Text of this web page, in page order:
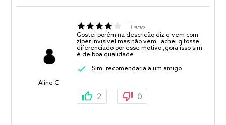
Aline C.
1 ano
Gostei porém na descrição diz q vem com
zíper invisível mas não vem...achei q fosse
diferenciado por esse motivo ,gora isso sim
é de boa qualidade
Sim, recomendaria a um amigo
2 0